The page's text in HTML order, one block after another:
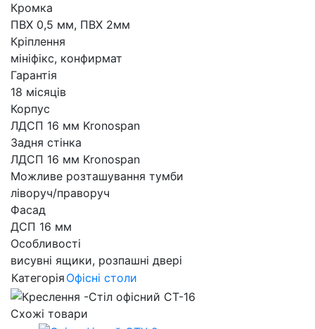
Кромка
ПВХ 0,5 мм, ПВХ 2мм
Кріплення
мініфікс, конфирмат
Гарантія
18 місяців
Корпус
ЛДСП 16 мм Kronospan
Задня стінка
ЛДСП 16 мм Kronospan
Можливе розташування тумби
ліворуч/праворуч
Фасад
ДСП 16 мм
Особливості
висувні ящики, розпашні двері
Категорія Офісні столи
Схожі товари